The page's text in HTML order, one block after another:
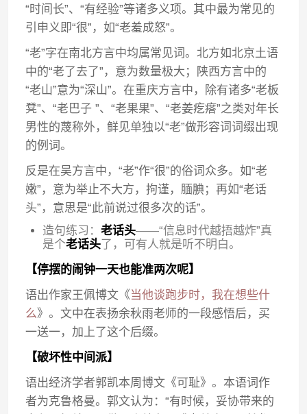
“时间长”、“有经验”等诸多义项。其中最为常见的
引申义即“很”，如“老羞成怒”。
“老”字在南北方言中均属常见词。北方如北京土语
中的“老了去了”，意为数量极大；陕西方言中的
“老山”意为“深山”。在重庆方言中，除有诸多“老板
凳”、“老巴子 ”、“老果果”、“老姜疙瘩”之类对年长
男性的蔑称外，鲜见单独以“老”做形容词词缀出现
的例词。
反是在吴方言中，“老”作“很”的俗词众多。如“老
嫩”，意为举止不大方，拘谨，腼腆；再如“老话
头”，意思是“此前说过很多次的话”。
造句练习：老话头——“信息时代越捂越炸”真
是个老话头了，可有人就是听不明白。
【停摆的闹钟一天也能准两次呢】
语出作家王佩博文《当他谈跑步时，我在想些什
么》。文中在表扬余秋雨老师的一段感悟后，买
一送一，加上了这个后缀。
【破坏性中间派】
语出经济学者郭凯本周博文《可耻》。本语词作
者为克鲁格曼。郭文认为：“有时候，妥协带来的